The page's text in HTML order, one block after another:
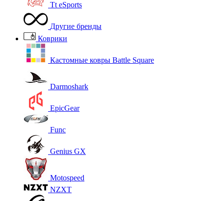
Tt eSports
Другие бренды
Коврики
Кастомные ковры Battle Square
Darmoshark
EpicGear
Func
Genius GX
Motospeed
NZXT